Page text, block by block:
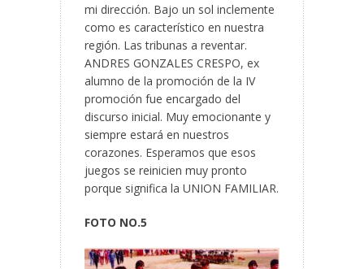
mi dirección. Bajo un sol inclemente
como es característico en nuestra
región. Las tribunas a reventar.
ANDRES GONZALES CRESPO, ex
alumno de la promoción de la IV
promoción fue encargado del
discurso inicial. Muy emocionante y
siempre estará en nuestros
corazones. Esperamos que esos
juegos se reinicien muy pronto
porque significa la UNION FAMILIAR.
FOTO NO.5